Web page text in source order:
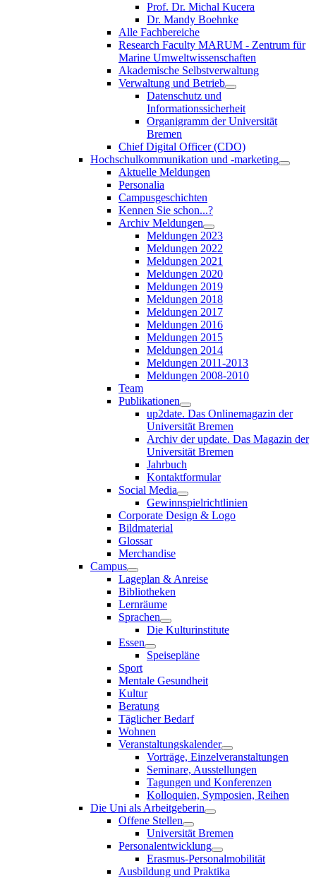
Prof. Dr. Michal Kucera
Dr. Mandy Boehnke
Alle Fachbereiche
Research Faculty MARUM - Zentrum für
Marine Umweltwissenschaften
Akademische Selbstverwaltung
Verwaltung und Betrieb
Datenschutz und
Informationssicherheit
Organigramm der Universität
Bremen
Chief Digital Officer (CDO)
Hochschulkommunikation und -marketing
Aktuelle Meldungen
Personalia
Campusgeschichten
Kennen Sie schon...?
Archiv Meldungen
Meldungen 2023
Meldungen 2022
Meldungen 2021
Meldungen 2020
Meldungen 2019
Meldungen 2018
Meldungen 2017
Meldungen 2016
Meldungen 2015
Meldungen 2014
Meldungen 2011-2013
Meldungen 2008-2010
Team
Publikationen
up2date. Das Onlinemagazin der
Universität Bremen
Archiv der update. Das Magazin der
Universität Bremen
Jahrbuch
Kontaktformular
Social Media
Gewinnspielrichtlinien
Corporate Design & Logo
Bildmaterial
Glossar
Merchandise
Campus
Lageplan & Anreise
Bibliotheken
Lernräume
Sprachen
Die Kulturinstitute
Essen
Speisepläne
Sport
Mentale Gesundheit
Kultur
Beratung
Täglicher Bedarf
Wohnen
Veranstaltungskalender
Vorträge, Einzelveranstaltungen
Seminare, Ausstellungen
Tagungen und Konferenzen
Kolloquien, Symposien, Reihen
Die Uni als Arbeitgeberin
Offene Stellen
Universität Bremen
Personalentwicklung
Erasmus-Personalmobilität
Ausbildung und Praktika